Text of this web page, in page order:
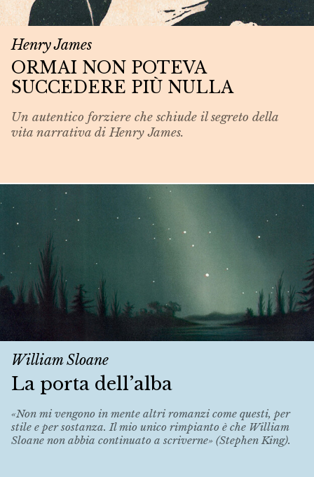
Henry James
ORMAI NON POTEVA
SUCCEDERE PIÙ NULLA
Un autentico forziere che schiude il segreto della
vita narrativa di Henry James.
William Sloane
La porta dell’alba
«Non mi vengono in mente altri romanzi come questi, per
stile e per sostanza. Il mio unico rimpianto è che William
Sloane non abbia continuato a scriverne» (Stephen King).